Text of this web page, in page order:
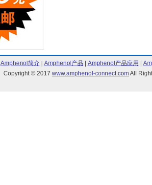
Amphenol简介| Amphenol产品 Amphenol产品应用
Copyright © 2017 www.amphenol-connect.comAll